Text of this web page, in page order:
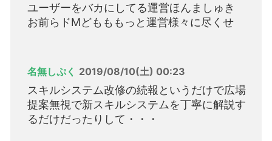
ユーザーをバカにしてる運営ほんましゅき
お前らドMどもももっと運営様々に尽くせ
名無しぷく 2019/08/10(土) 00:23
スキルシステム改修の続報というだけで広場
提案無視で新スキルシステムを丁寧に解説す
るだけだったりして・・・